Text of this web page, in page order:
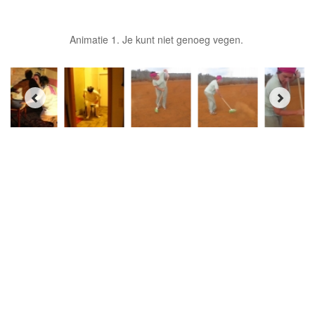
Animatie 1. Je kunt niet genoeg vegen.